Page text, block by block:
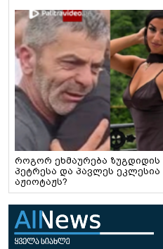
როგორ ეხმაურება
პეტრესა და პავლეს
აჟიოტაჟს?